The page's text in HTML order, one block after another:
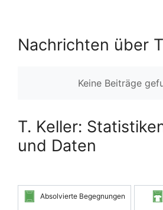
Nachrichten über
Keine Beiträge
T. Keller:
und Daten
Absolvierte Begegnungen